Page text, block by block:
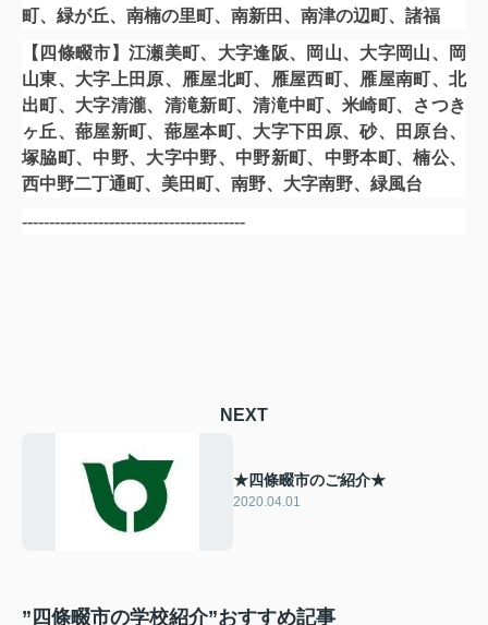
町、緑が丘、南楠の里町、南新田、南津の辺町、諸福
【四條畷市】江瀬美町、大字逢阪、岡山、大字岡山、岡
山東、大字上田原、雁屋北町、雁屋西町、雁屋南町、北
出町、大字清瀧、清滝新町、清滝中町、米崎町、さつき
ヶ丘、蔀屋新町、蔀屋本町、大字下田原、砂、田原台、
塚脇町、中野、大字中野、中野新町、中野本町、楠公、
西中野二丁通町、美田町、南野、大字南野、緑風台
-----------------------------------------
NEXT
★四條畷市のご紹介★
2020.04.01
”四條畷市の学校紹介”おすすめ記事